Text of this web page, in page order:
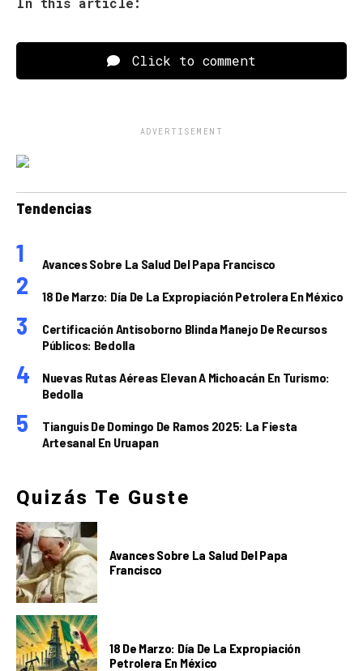
Click to comment
ADVERTISEMENT
Tendencias
Avances Sobre La Salud Del Papa Francisco
18 De Marzo: Día De La Expropiación Petrolera En México
Certificación Antisoborno Blinda Manejo De Recursos
Públicos: Bedolla
Nuevas Rutas Aéreas Elevan A Michoacán En Turismo:
Bedolla
Tianguis De Domingo De Ramos 2025: La Fiesta
Artesanal En Uruapan
Quizás Te Guste
Avances Sobre La Salud Del Papa
Francisco
18 De Marzo: Día De La Expropiación
Petrolera En México